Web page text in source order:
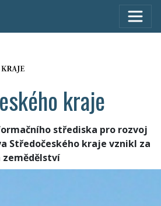
kraje
střediska pro rozvoj
Středočeského kraje vznikl za